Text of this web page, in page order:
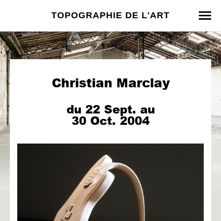
TOPOGRAPHIE DE L'ART
Christian Marclay
du 22 Sept. au
30 Oct. 2004